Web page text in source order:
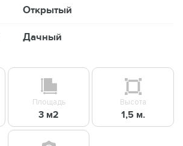
Открытый
Дачный
Площадь
3 м2
Высота
1,5 м.